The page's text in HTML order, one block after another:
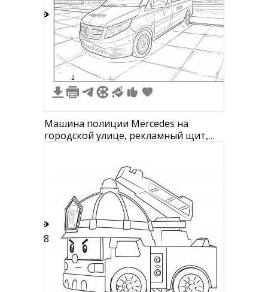
2
Машина полиции Mercedes на
городской улице, рекламный щит,
18
2